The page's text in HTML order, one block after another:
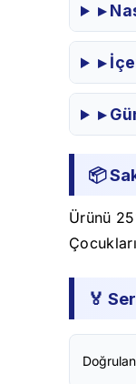
▸
▸
▸
📦
Ürünü
🏅